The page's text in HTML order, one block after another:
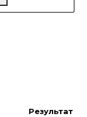
Результат